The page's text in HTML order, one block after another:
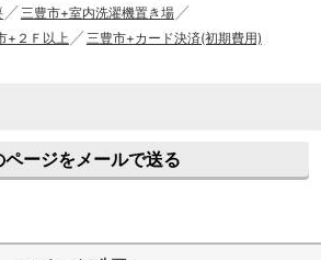
三豊市+室内洗濯機置き場
+２Ｆ以上 三豊市+カード決済(初期費用)
ページをメールで送る